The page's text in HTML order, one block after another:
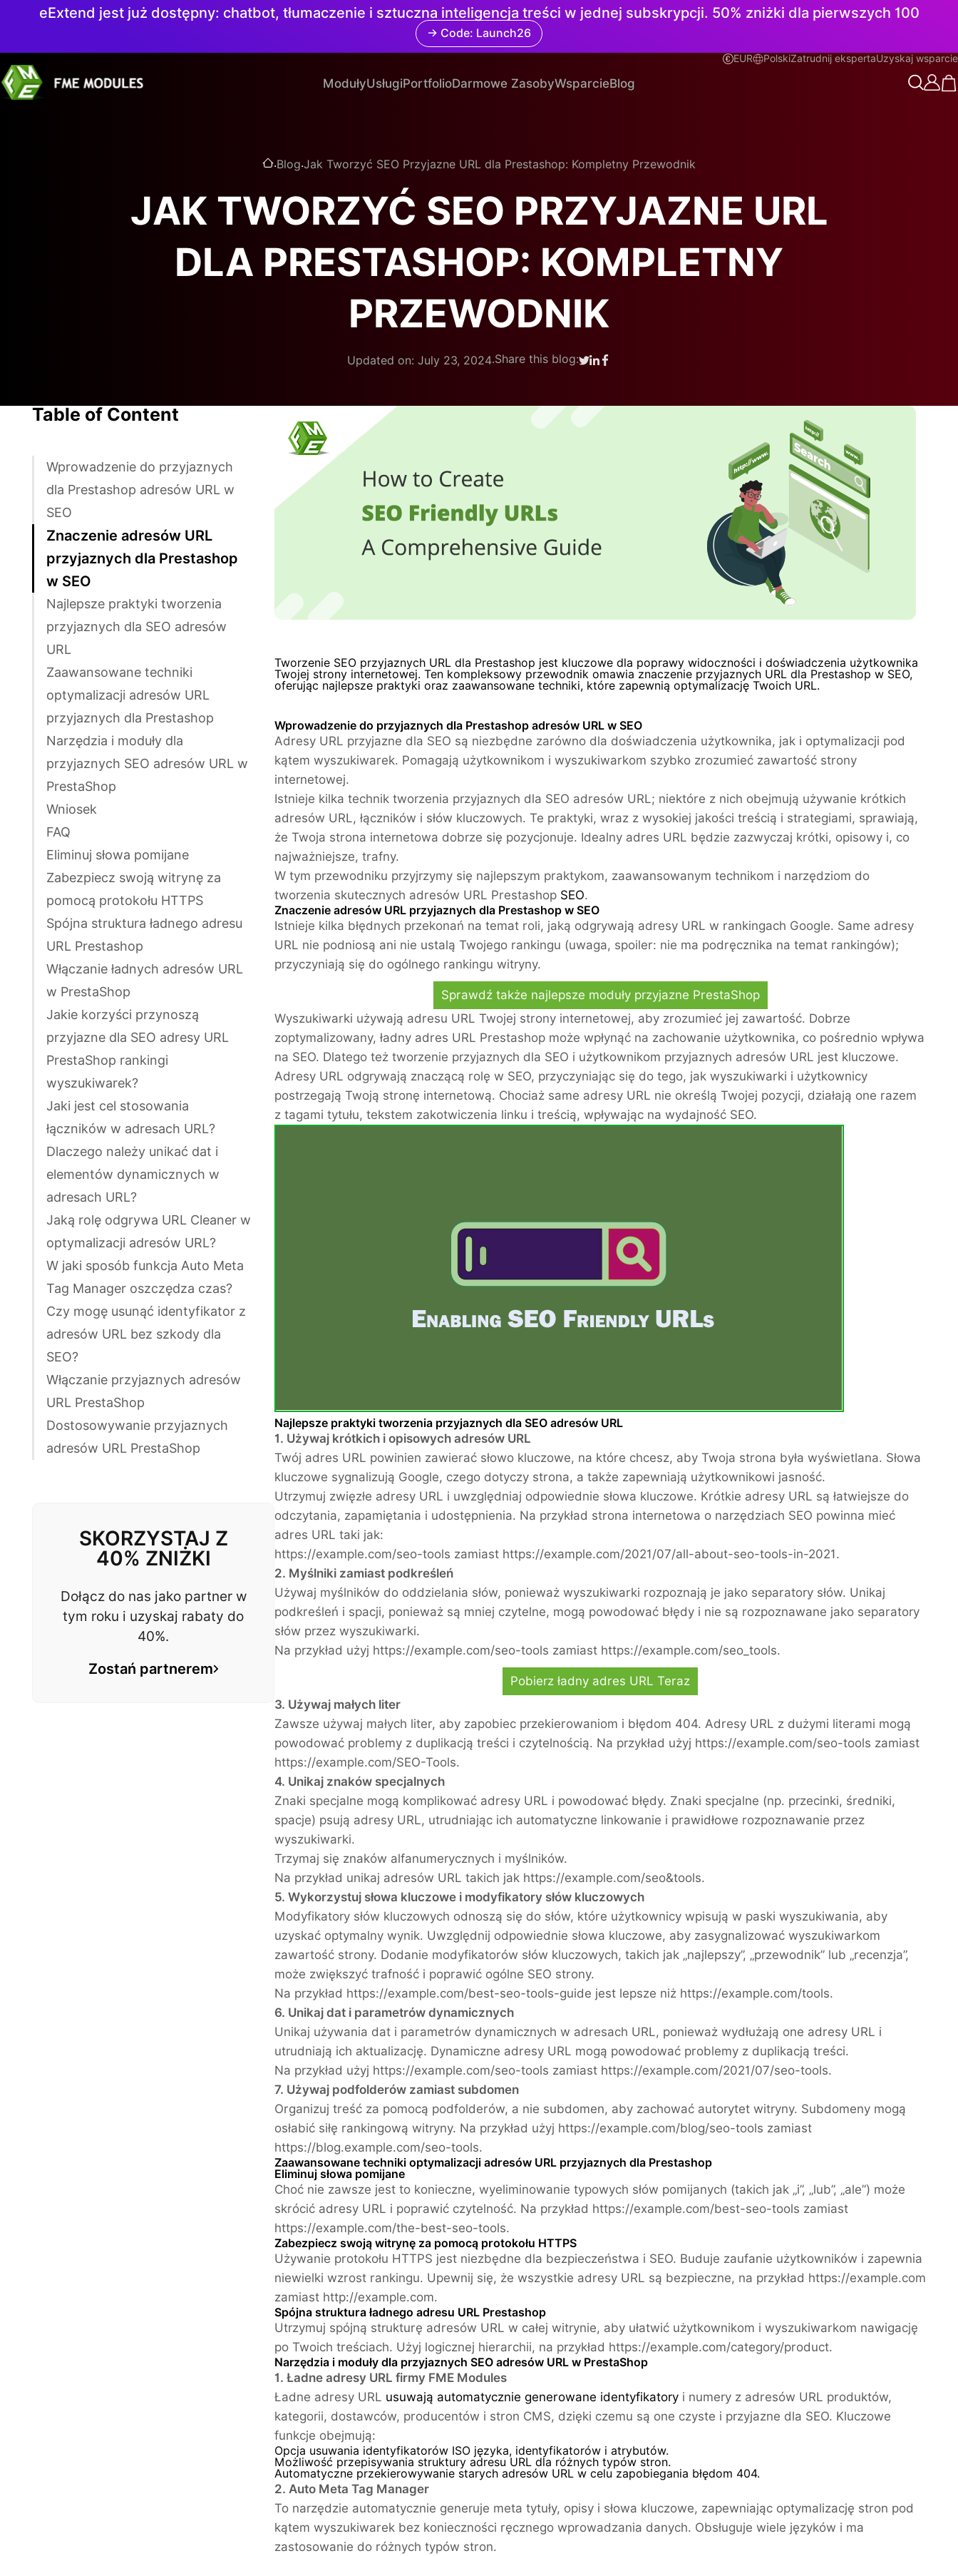
eExtend jest już dostępny: chatbot, tłumaczenie i sztuczna inteligencja treści w jednej subskrypcji. 50% zniżki dla pierwszych 100
→ Code: Launch26
EUR Polski
Polski Zatrudnij ekspertaUzyskaj wsparcie
ModułyUsługiPortfolioDarmowe ZasobyWsparcieBlog
.Blog.Jak Tworzyć SEO Przyjazne URL dla Prestashop: Kompletny Przewodnik
JAK TWORZYĆ SEO PRZYJAZNE URL
DLA PRESTASHOP: KOMPLETNY
PRZEWODNIK
Updated on: July 23, 2024.Share this blog:
Table of Content
Wprowadzenie do przyjaznych
dla Prestashop adresów URL w
SEO
Znaczenie adresów URL
przyjaznych dla Prestashop
w SEO
Najlepsze praktyki tworzenia
przyjaznych dla SEO adresów
URL
Zaawansowane techniki
optymalizacji adresów URL
przyjaznych dla Prestashop
Narzędzia i moduły dla
przyjaznych SEO adresów URL w
PrestaShop
Wniosek
FAQ
Eliminuj słowa pomijane
Zabezpiecz swoją witrynę za
pomocą protokołu HTTPS
Spójna struktura ładnego adresu
URL Prestashop
Włączanie ładnych adresów URL
w PrestaShop
Jakie korzyści przynoszą
przyjazne dla SEO adresy URL
PrestaShop rankingi
wyszukiwarek?
Jaki jest cel stosowania
łączników w adresach URL?
Dlaczego należy unikać dat i
elementów dynamicznych w
adresach URL?
Jaką rolę odgrywa URL Cleaner w
optymalizacji adresów URL?
W jaki sposób funkcja Auto Meta
Tag Manager oszczędza czas?
Czy mogę usunąć identyfikator z
adresów URL bez szkody dla
SEO?
Włączanie przyjaznych adresów
URL PrestaShop
Dostosowywanie przyjaznych
adresów URL PrestaShop
SKORZYSTAJ Z
40% ZNIŻKI
Dołącz do nas jako partner w
tym roku i uzyskaj rabaty do
40%.
Zostań partnerem
Tworzenie SEO przyjaznych URL dla Prestashop jest kluczowe dla poprawy widoczności i doświadczenia użytkownika
Twojej strony internetowej. Ten kompleksowy przewodnik omawia znaczenie przyjaznych URL dla Prestashop w SEO,
oferując najlepsze praktyki oraz zaawansowane techniki, które zapewnią optymalizację Twoich URL.
Wprowadzenie do przyjaznych dla Prestashop adresów URL w SEO
Adresy URL przyjazne dla SEO są niezbędne zarówno dla doświadczenia użytkownika, jak i optymalizacji pod
kątem wyszukiwarek. Pomagają użytkownikom i wyszukiwarkom szybko zrozumieć zawartość strony
internetowej.
Istnieje kilka technik tworzenia przyjaznych dla SEO adresów URL; niektóre z nich obejmują używanie krótkich
adresów URL, łączników i słów kluczowych. Te praktyki, wraz z wysokiej jakości treścią i strategiami, sprawiają,
że Twoja strona internetowa dobrze się pozycjonuje. Idealny adres URL będzie zazwyczaj krótki, opisowy i, co
najważniejsze, trafny.
W tym przewodniku przyjrzymy się najlepszym praktykom, zaawansowanym technikom i narzędziom do
tworzenia skutecznych adresów URL Prestashop SEO.
Znaczenie adresów URL przyjaznych dla Prestashop w SEO
Istnieje kilka błędnych przekonań na temat roli, jaką odgrywają adresy URL w rankingach Google. Same adresy
URL nie podniosą ani nie ustalą Twojego rankingu (uwaga, spoiler: nie ma podręcznika na temat rankingów);
przyczyniają się do ogólnego rankingu witryny.
Sprawdź także najlepsze moduły przyjazne PrestaShop
Wyszukiwarki używają adresu URL Twojej strony internetowej, aby zrozumieć jej zawartość. Dobrze
zoptymalizowany, ładny adres URL Prestashop może wpłynąć na zachowanie użytkownika, co pośrednio wpływa
na SEO. Dlatego też tworzenie przyjaznych dla SEO i użytkownikom przyjaznych adresów URL jest kluczowe.
Adresy URL odgrywają znaczącą rolę w SEO, przyczyniając się do tego, jak wyszukiwarki i użytkownicy
postrzegają Twoją stronę internetową. Chociaż same adresy URL nie określą Twojej pozycji, działają one razem
z tagami tytułu, tekstem zakotwiczenia linku i treścią, wpływając na wydajność SEO.
Najlepsze praktyki tworzenia przyjaznych dla SEO adresów URL
1. Używaj krótkich i opisowych adresów URL
Twój adres URL powinien zawierać słowo kluczowe, na które chcesz, aby Twoja strona była wyświetlana. Słowa
kluczowe sygnalizują Google, czego dotyczy strona, a także zapewniają użytkownikowi jasność.
Utrzymuj zwięzłe adresy URL i uwzględniaj odpowiednie słowa kluczowe. Krótkie adresy URL są łatwiejsze do
odczytania, zapamiętania i udostępnienia. Na przykład strona internetowa o narzędziach SEO powinna mieć
adres URL taki jak:
https://example.com/seo-tools zamiast https://example.com/2021/07/all-about-seo-tools-in-2021.
2. Myślniki zamiast podkreśleń
Używaj myślników do oddzielania słów, ponieważ wyszukiwarki rozpoznają je jako separatory słów. Unikaj
podkreśleń i spacji, ponieważ są mniej czytelne, mogą powodować błędy i nie są rozpoznawane jako separatory
słów przez wyszukiwarki.
Na przykład użyj https://example.com/seo-tools zamiast https://example.com/seo_tools.
Pobierz ładny adres URL Teraz
3. Używaj małych liter
Zawsze używaj małych liter, aby zapobiec przekierowaniom i błędom 404. Adresy URL z dużymi literami mogą
powodować problemy z duplikacją treści i czytelnością. Na przykład użyj https://example.com/seo-tools zamiast
https://example.com/SEO-Tools.
4. Unikaj znaków specjalnych
Znaki specjalne mogą komplikować adresy URL i powodować błędy. Znaki specjalne (np. przecinki, średniki,
spacje) psują adresy URL, utrudniając ich automatyczne linkowanie i prawidłowe rozpoznawanie przez
wyszukiwarki.
Trzymaj się znaków alfanumerycznych i myślników.
Na przykład unikaj adresów URL takich jak https://example.com/seo&tools.
5. Wykorzystuj słowa kluczowe i modyfikatory słów kluczowych
Modyfikatory słów kluczowych odnoszą się do słów, które użytkownicy wpisują w paski wyszukiwania, aby
uzyskać optymalny wynik. Uwzględnij odpowiednie słowa kluczowe, aby zasygnalizować wyszukiwarkom
zawartość strony. Dodanie modyfikatorów słów kluczowych, takich jak „najlepszy”, „przewodnik” lub „recenzja”,
może zwiększyć trafność i poprawić ogólne SEO strony.
Na przykład https://example.com/best-seo-tools-guide jest lepsze niż https://example.com/tools.
6. Unikaj dat i parametrów dynamicznych
Unikaj używania dat i parametrów dynamicznych w adresach URL, ponieważ wydłużają one adresy URL i
utrudniają ich aktualizację. Dynamiczne adresy URL mogą powodować problemy z duplikacją treści.
Na przykład użyj https://example.com/seo-tools zamiast https://example.com/2021/07/seo-tools.
7. Używaj podfolderów zamiast subdomen
Organizuj treść za pomocą podfolderów, a nie subdomen, aby zachować autorytet witryny. Subdomeny mogą
osłabić siłę rankingową witryny. Na przykład użyj https://example.com/blog/seo-tools zamiast
https://blog.example.com/seo-tools.
Zaawansowane techniki optymalizacji adresów URL przyjaznych dla Prestashop
Eliminuj słowa pomijane
Choć nie zawsze jest to konieczne, wyeliminowanie typowych słów pomijanych (takich jak „i”, „lub”, „ale”) może
skrócić adresy URL i poprawić czytelność. Na przykład https://example.com/best-seo-tools zamiast
https://example.com/the-best-seo-tools.
Zabezpiecz swoją witrynę za pomocą protokołu HTTPS
Używanie protokołu HTTPS jest niezbędne dla bezpieczeństwa i SEO. Buduje zaufanie użytkowników i zapewnia
niewielki wzrost rankingu. Upewnij się, że wszystkie adresy URL są bezpieczne, na przykład https://example.com
zamiast http://example.com.
Spójna struktura ładnego adresu URL Prestashop
Utrzymuj spójną strukturę adresów URL w całej witrynie, aby ułatwić użytkownikom i wyszukiwarkom nawigację
po Twoich treściach. Użyj logicznej hierarchii, na przykład https://example.com/category/product.
Narzędzia i moduły dla przyjaznych SEO adresów URL w PrestaShop
1. Ładne adresy URL firmy FME Modules
Ładne adresy URL usuwają automatycznie generowane identyfikatory i numery z adresów URL produktów,
kategorii, dostawców, producentów i stron CMS, dzięki czemu są one czyste i przyjazne dla SEO. Kluczowe
funkcje obejmują:
Opcja usuwania identyfikatorów ISO języka, identyfikatorów i atrybutów.
Możliwość przepisywania struktury adresu URL dla różnych typów stron.
Automatyczne przekierowywanie starych adresów URL w celu zapobiegania błędom 404.
2. Auto Meta Tag Manager
To narzędzie automatycznie generuje meta tytuły, opisy i słowa kluczowe, zapewniając optymalizację stron pod
kątem wyszukiwarek bez konieczności ręcznego wprowadzania danych. Obsługuje wiele języków i ma
zastosowanie do różnych typów stron.